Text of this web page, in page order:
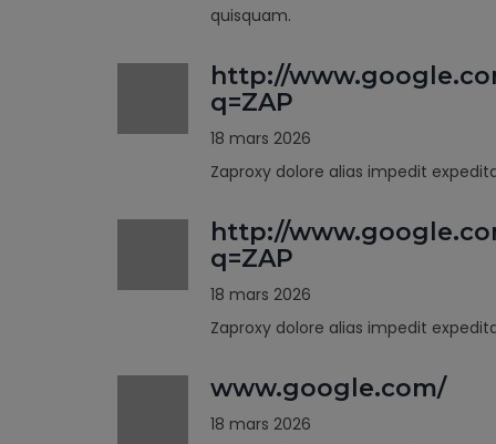
quisquam.
http://
q=ZAP
18 mars 2026
Zaproxy dolore alias impedit
http://
q=ZAP
18 mars 2026
Zaproxy dolore alias impedit
www.google.com/
18 mars 2026